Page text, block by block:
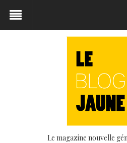
Le magazine nouvelle